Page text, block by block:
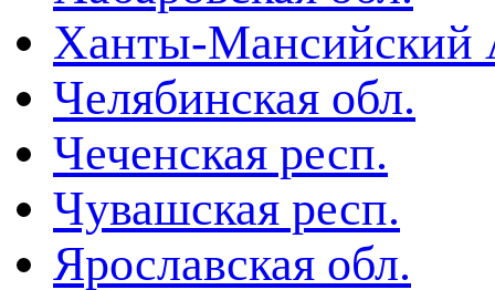
Ханты-
Челябинская обл.
Чеченская респ.
Чувашская респ.
Ярославская обл.